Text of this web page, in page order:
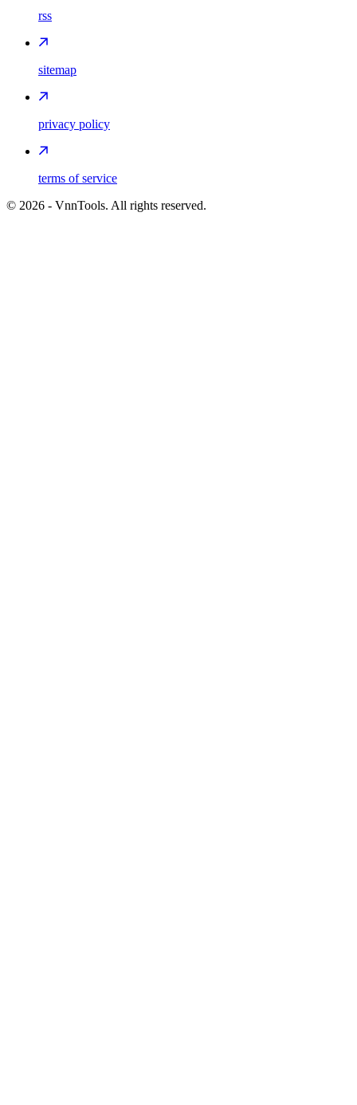
rss
sitemap
privacy policy
terms of service
© 2026 - VnnTools. All rights reserved.